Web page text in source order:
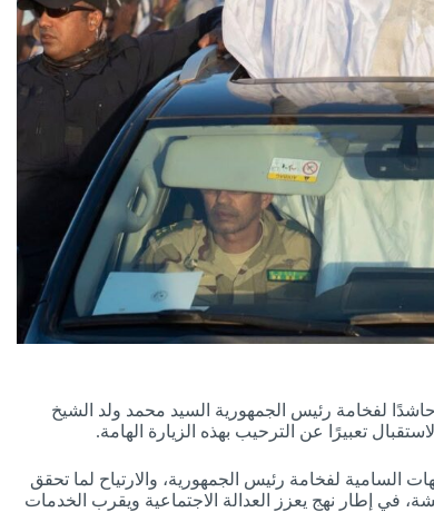
لفخامة رئيس الجمهورية السيد محمد ولد الشيخ
تعبيرًا عن الترحيب بهذه الزيارة الهامة.
السامية لفخامة رئيس الجمهورية، والارتياح لما تحقق
في إطار نهج يعزز العدالة الاجتماعية ويقرب الخدمات